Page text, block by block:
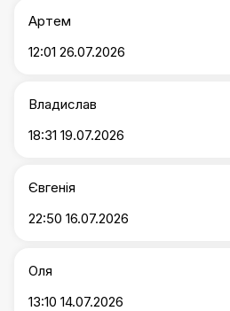
Артем
12:01 26.07.2026
Владислав
18:31 19.07.2026
Євгенія
22:50 16.07.2026
Оля
13:10 14.07.2026